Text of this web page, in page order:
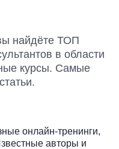
найдёте ТОП
в области
курсы. Самые
онлайн-тренинги,
авторы и